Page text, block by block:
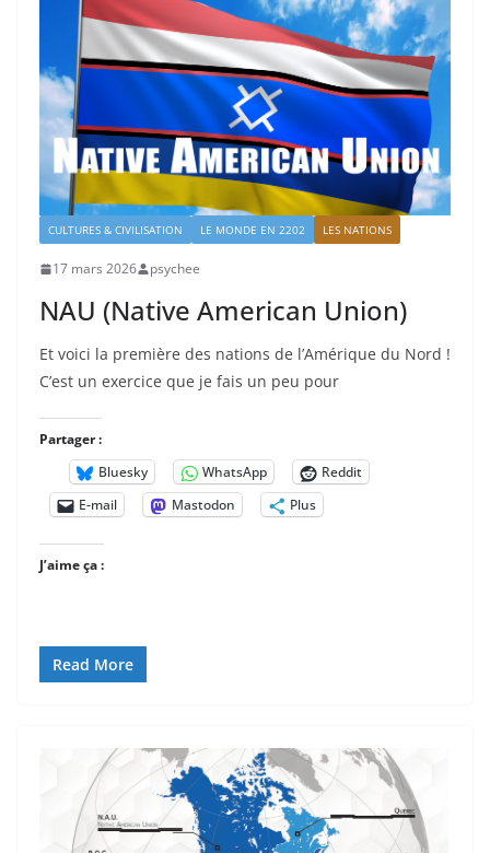
CULTURES & CIVILISATION LE MONDE EN 2202 LES NATIONS
17 mars 2026 psychee
NAU (Native American Union)
Et voici la première des nations de l’Amérique du Nord !
C’est un exercice que je fais un peu pour
Partager :
Bluesky
WhatsApp
Reddit
E-mail
Mastodon Plus
J’aime ça :
Read More